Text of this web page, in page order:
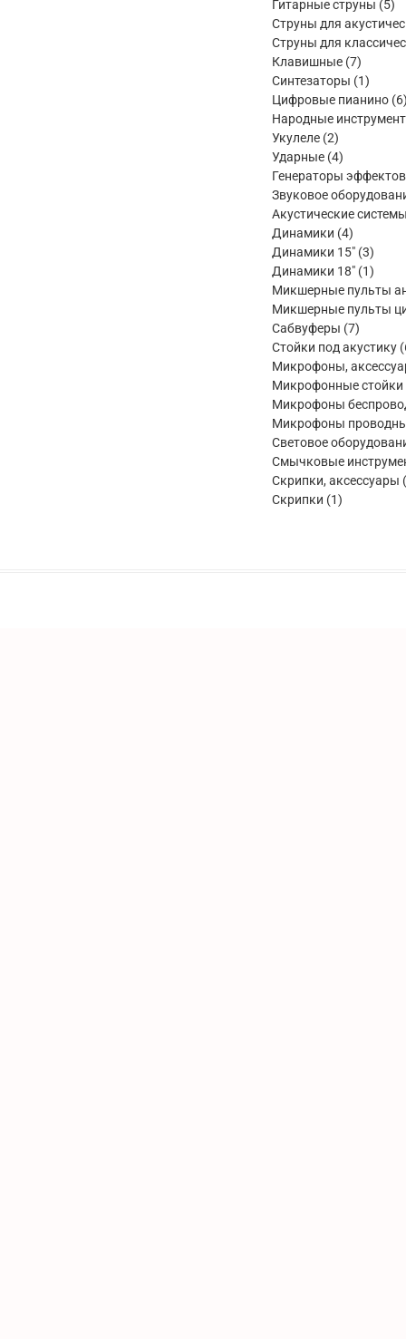
товара
Гитарные струны 55
Струны для
Струны для
Клавишные 77
товаров
Синтезаторы 11
товар
Цифровые пианино 6
Народные
Укулеле 22
товара
Ударные 44
товара
Генераторы эффектов
Звуковое
Акустические
Динамики 44
товара
Динамики 15" 33
Динамики 18" 11
товар
Микшерные пульты
Микшерные пульты
Сабвуферы 77
товаров
Стойки под акустику
Микрофоны,
Микрофонные стойки
Микрофоны
Микрофоны
Световое
Смычковые
Скрипки, аксессуары
Скрипки
11